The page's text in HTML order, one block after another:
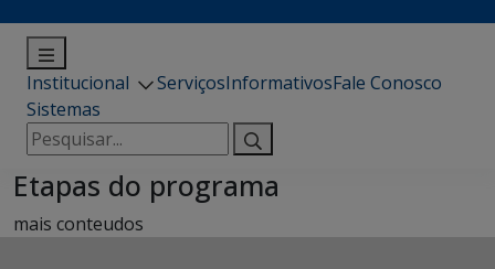
Institucional ServiçosInformativosFale Conosco
Sistemas
Pesquisar
por:
Etapas do programa
mais conteudos